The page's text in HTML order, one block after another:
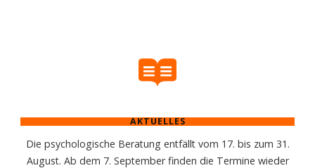
AKTUELLES
Die psychologische Beratung entfällt vom 17. bis zum 31.
August. Ab dem 7. September finden die Termine wieder